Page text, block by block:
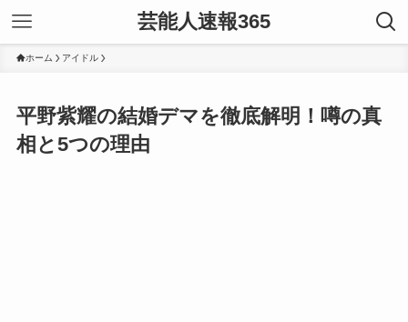
芸能人速報365
ホーム アイドル
平野紫耀の結婚デマを徹底解明！噂の真
相と5つの理由